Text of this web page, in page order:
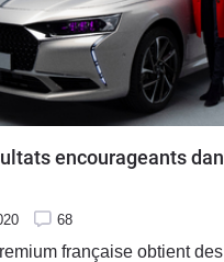
encourageants
68
française obtient